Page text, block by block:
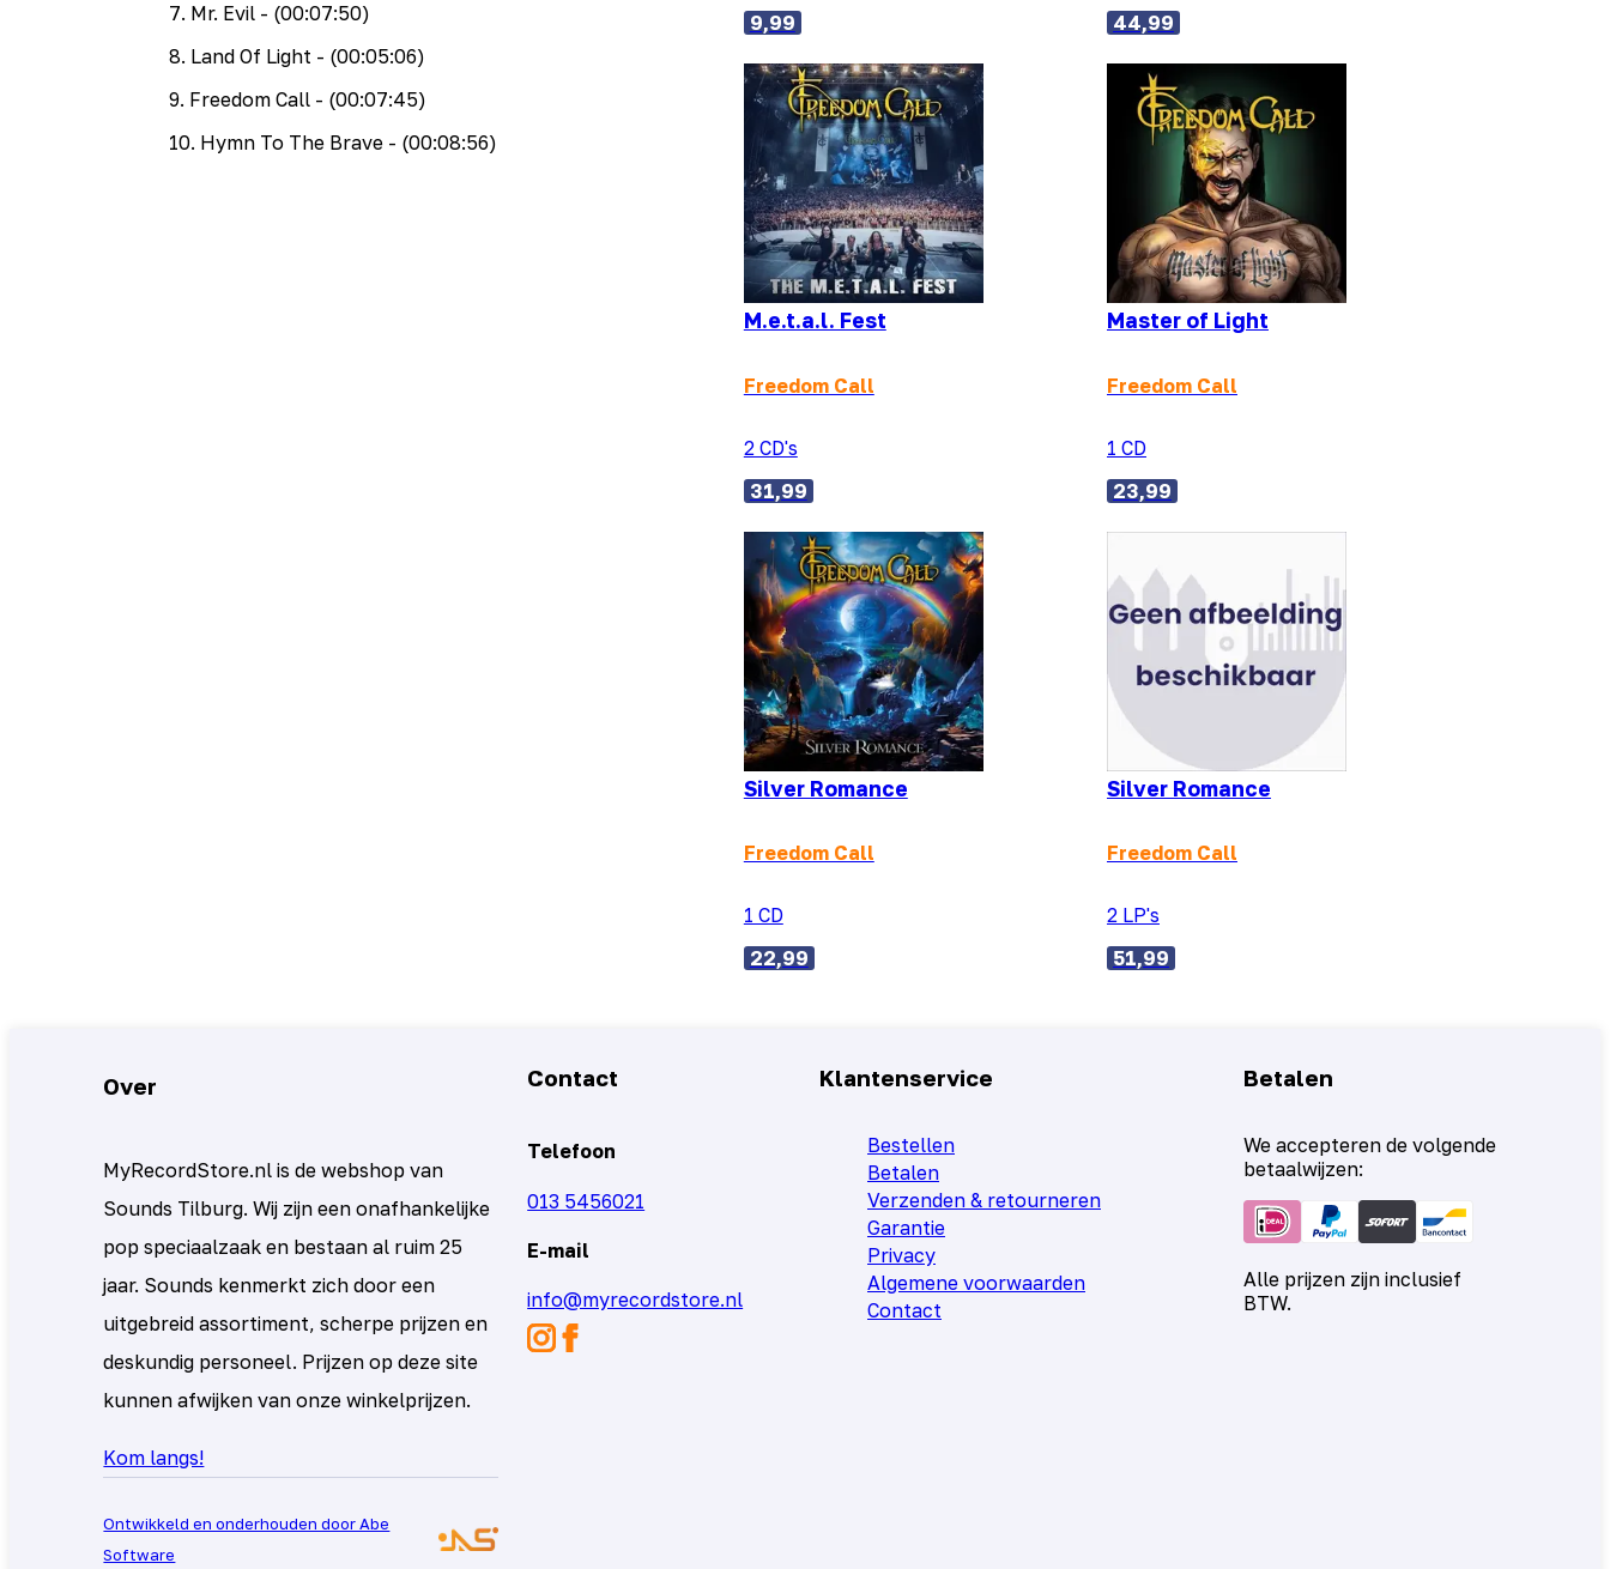
7. Mr. Evil- (00:07:50)
8. Land Of Light - (00:05:06)
9. Freedom Call- (00:07:45)
10. Hymn To The Brave- (00:08:56)
9,99
44,99
M.e.t.a.l. Fest
Freedom Call
2 CD's
31,99
Master of Light
Freedom Call
1 CD
23,99
Silver Romance
Freedom Call
1 CD
22,99
Silver Romance
Freedom Call
2 LP's
51,99
Over
MyRecordStore.nl is de webshop van
Sounds Tilburg. Wij zijn een onafhankelijke
pop speciaalzaak en bestaan al ruim 25
jaar. Sounds kenmerkt zich door een
uitgebreid assortiment, scherpe prijzen en
deskundig personeel. Prijzen op deze site
kunnen afwijken van onze winkelprijzen.
Kom langs!
Ontwikkeld en onderhouden door Abe
Software
Contact
Telefoon
013 5456021
E-mail
info@myrecordstore.nl
Klantenservice
Bestellen
Betalen
Verzenden & retourneren
Garantie
Privacy
Algemene voorwaarden
Contact
Betalen
We accepteren de volgende
betaalwijzen:
Alle prijzen zijn inclusief
BTW.